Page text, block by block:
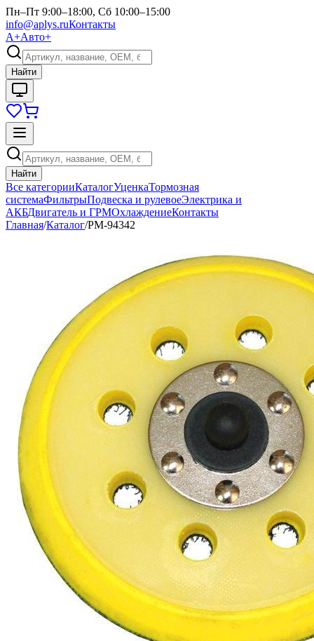
Пн–Пт 9:00–18:00, Сб 10:00–15:00
info@aplys.ruКонтакты
А+Авто+
Найти
Найти
Все категорииКаталогУценкаТормозная
системаФильтрыПодвеска и рулевоеЭлектрика и
АКБДвигатель и ГРМОхлаждениеКонтакты
Главная/Каталог/РМ-94342